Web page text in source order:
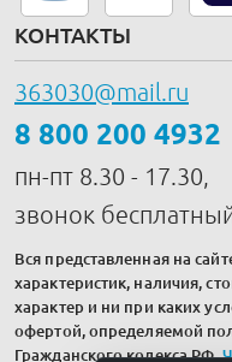
КОНТАКТЫ
363030@mail.ru
8 800 200 4932
пн-пт 8.30 - 17.30,
звонок
Вся представленная на
характеристик, наличия,
характер и ни при каких
офертой, определяемой
Гражданского кодекса РФ.